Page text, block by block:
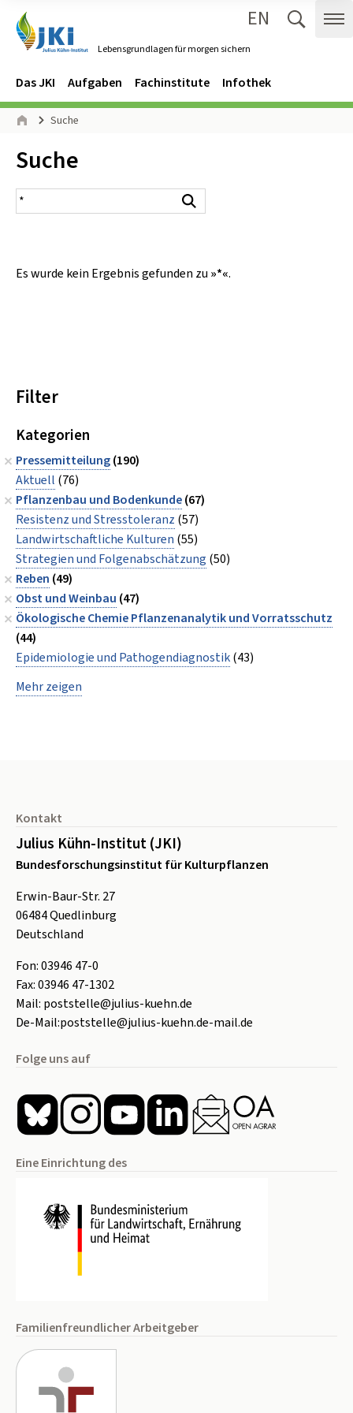
Lebensgrundlagen für morgen sichern
EN
Navigation
Hauptmenü
Das JKI Aufgaben Fachinstitute Infothek
Seitenpfad
Suche
Inhalt:
Suche
Suchergebnis
Es wurde kein Ergebnis gefunden zu »*«.
Filter
Kategorien
Pressemitteilung(190)
Aktuell (76)
Pflanzenbau und Bodenkunde(67)
Resistenz und Stresstoleranz (57)
Landwirtschaftliche Kulturen (55)
Strategien und Folgenabschätzung (50)
Reben (49)
Obst und Weinbau (47)
Ökologische Chemie Pflanzenanalytik und Vorratsschutz
(44)
Epidemiologie und Pathogendiagnostik(43)
Mehr zeigen
Kontakt
Julius Kühn-Institut (JKI)
Bundesforschungsinstitut für Kulturpflanzen
Erwin-Baur-Str. 27
06484Quedlinburg
Deutschland
Fon:03946 47-0
Fax:03946 47-1302
Mail: poststelle@julius-kuehn.de
De-Mail:poststelle@julius-kuehn.de-mail.de
Folge uns auf
Eine Einrichtung des
Familienfreundlicher Arbeitgeber